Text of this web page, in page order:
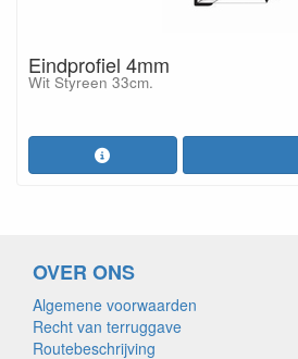
Eindprofiel 4mm
Wit Styreen 33cm.
OVER ONS
Algemene voorwaarden
Recht van terruggave
Routebeschrijving